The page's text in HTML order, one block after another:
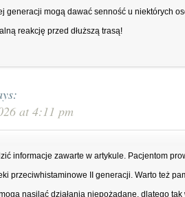
generacji mogą dawać senność u niektórych
reakcję przed dłuższą trasą!
at 4:11 pm
informacje zawarte w artykule. Pacjentom
przeciwhistaminowe II generacji. Warto też
nasilać działania niepożądane, dlatego tak